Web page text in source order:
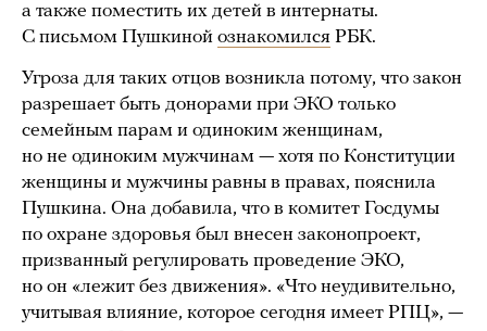
а также поместить их детей в интернаты.
С письмом Пушкиной ознакомился РБК.
Угроза для таких отцов возникла потому, что закон
разрешает быть донорами при ЭКО только
семейным парам и одиноким женщинам,
но не одиноким мужчинам — хотя по Конституции
женщины и мужчины равны в правах, пояснила
Пушкина. Она добавила, что в комитет Госдумы
по охране здоровья был внесен законопроект,
призванный регулировать проведение ЭКО,
но он «лежит без движения». «Что неудивительно,
учитывая влияние, которое сегодня имеет РПЦ», —